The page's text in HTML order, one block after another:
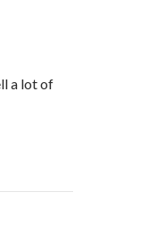
a lot of